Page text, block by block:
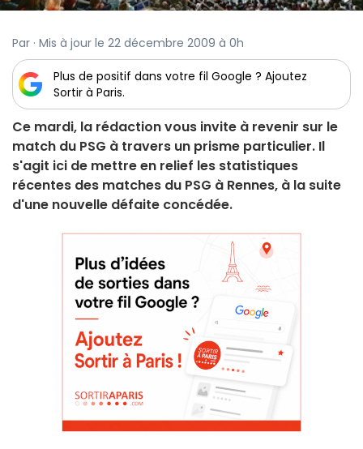
Par · Mis à jour le 22 décembre 2009 à 0h
Plus de positif dans votre fil Google ? Ajoutez
Sortir à Paris.
Ce mardi, la rédaction vous invite à revenir sur le
match du PSG à travers un prisme particulier. Il
s'agit ici de mettre en relief les statistiques
récentes des matches du PSG à Rennes, à la suite
d'une nouvelle défaite concédée.